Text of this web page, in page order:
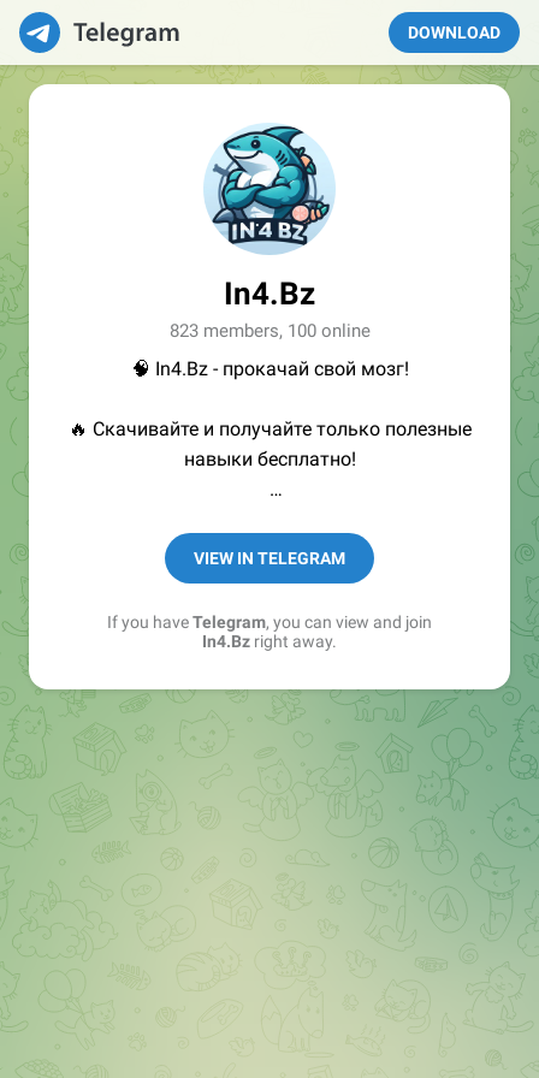
DOWNLOAD
In4.Bz
823 members, 100 online
🧠 In4.Bz - прокачай свой мозг!
🔥 Скачивайте и получайте только полезные
навыки бесплатно!
➖ in4.bz/
➖ https://t.me/in4bz
➖ twitter.com/bz_in4
➖ https://t.me/in4news
VIEW IN TELEGRAM
If you haveTelegram, you can view and join
In4.Bz right away.